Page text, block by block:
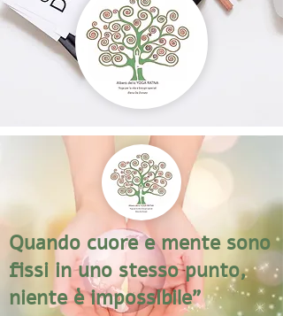
Quando cuore e mente sono
fissi in uno stesso punto,
niente è impossibile"